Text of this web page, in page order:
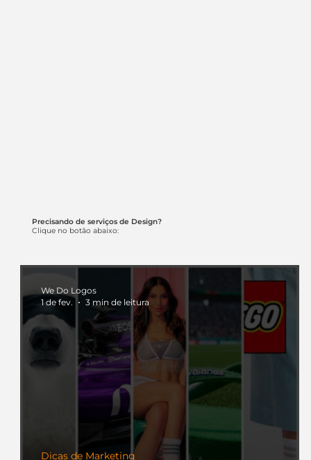
Precisando de serviços de Design?
Clique no botão abaixo:
Dicas de Marketing
We Do Logos
1 de fev.
3 min de leitura